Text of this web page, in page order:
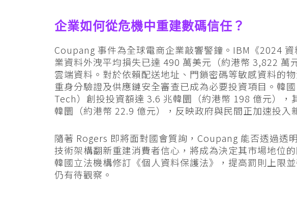
企業如何從危機中重建數碼信任？
Coupang 事件為全球電商企業敲響警鐘。IBM《2024
業資料外洩平均損失已達 490 萬美元（約港幣 3,822 萬
雲端資料。對於依賴配送地址、門鎖密碼等敏感資料的
重身分驗證及供應鏈安全審查已成為必要投資項目。韓
Tech）創投投資額達 3.6 兆韓圜（約港幣 198 億元），
韓圜（約港幣 22.9 億元），反映政府與民間正加速投入
隨著 Rogers 即將面對國會質詢，Coupang 能否透過透
技術架構翻新重建消費者信心，將成為決定其市場地位
韓國立法機構修訂《個人資料保護法》，提高罰則上限
仍有待觀察。